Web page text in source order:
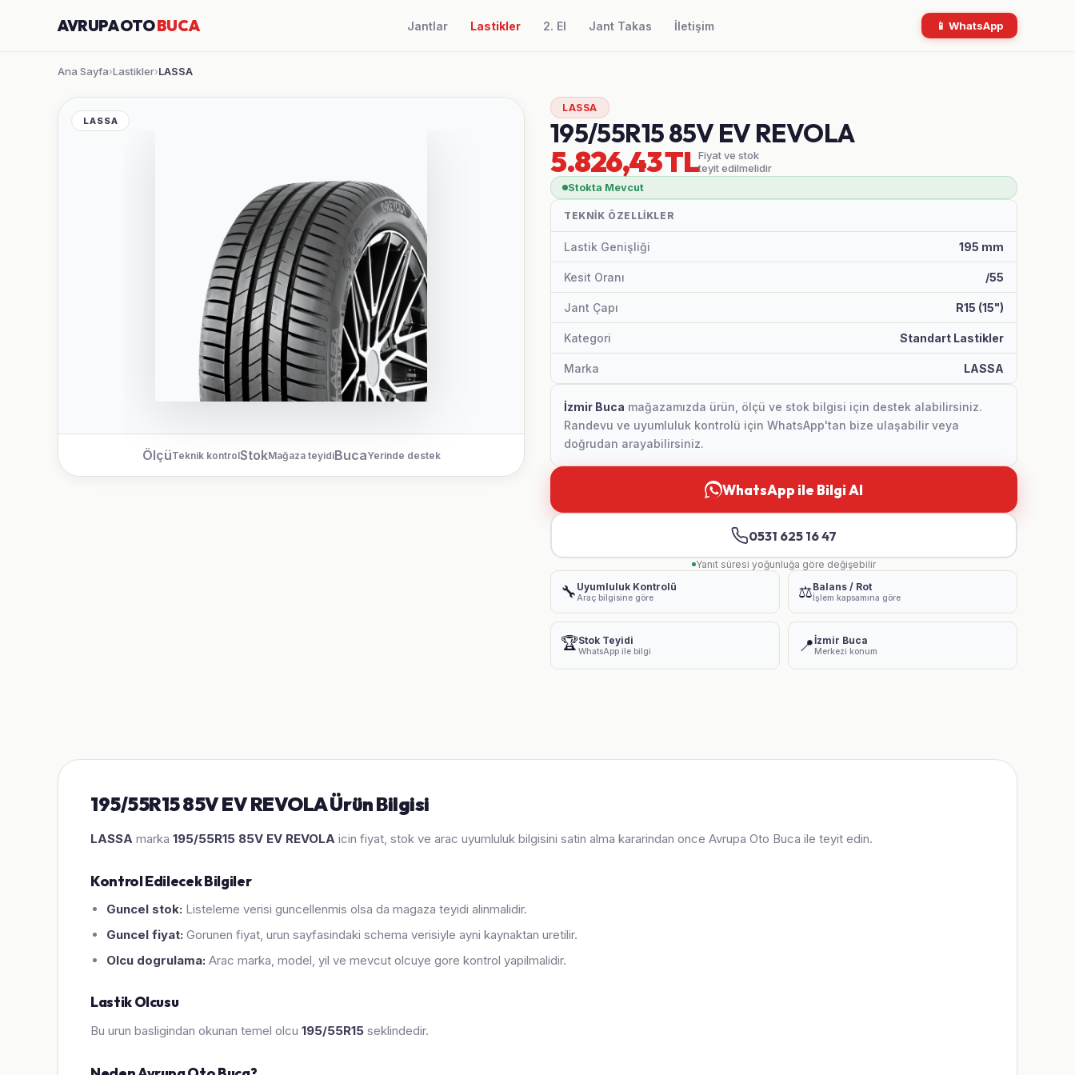
AVRUPA OTOBUCA Jantlar Lastikler 2. El Jant Takas İletişim 📱 WhatsApp
Ana Sayfa›Lastikler›LASSA
LASSA
ÖlçüTeknik kontrolStokMağaza teyidiBucaYerinde destek
LASSA
195/55R15 85V EV REVOLA
5.826,43 TLFiyat ve stok
teyit edilmelidir
Stokta Mevcut
TEKNIK ÖZELLIKLER
Lastik Genişliği 195 mm
Kesit Oranı /55
Jant Çapı R15 (15")
Kategori Standart Lastikler
Marka LASSA
İzmir Buca mağazamızda ürün, ölçü ve stok bilgisi için destek alabilirsiniz.
Randevu ve uyumluluk kontrolü için WhatsApp'tan bize ulaşabilir veya
doğrudan arayabilirsiniz.
WhatsApp ile Bilgi Al
0531 625 16 47
Yanıt süresi yoğunluğa göre değişebilir
🔧 Uyumluluk Kontrolü
Araç bilgisine göre ⚖️Balans / Rot
İşlem kapsamına göre
🏆Stok Teyidi
WhatsApp ile bilgi 📍İzmir Buca
Merkezi konum
195/55R15 85V EV REVOLA Ürün Bilgisi
LASSA marka 195/55R15 85V EV REVOLA icin fiyat, stok ve arac uyumluluk bilgisini satin alma kararindan once Avrupa Oto Buca ile teyit edin.
Kontrol Edilecek Bilgiler
Guncel stok: Listeleme verisi guncellenmis olsa da magaza teyidi alinmalidir.
Guncel fiyat: Gorunen fiyat, urun sayfasindaki schema verisiyle ayni kaynaktan uretilir.
Olcu dogrulama: Arac marka, model, yil ve mevcut olcuye gore kontrol yapilmalidir.
Lastik Olcusu
Bu urun basligindan okunan temel olcu 195/55R15 seklindedir.